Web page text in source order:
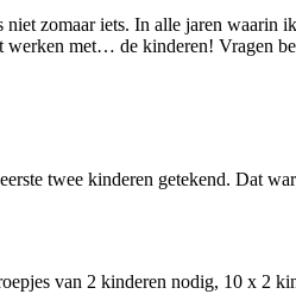
zomaar iets. In alle jaren waarin
werken met… de kinderen!
twee kinderen getekend. Dat
van 2 kinderen nodig, 10 x 2